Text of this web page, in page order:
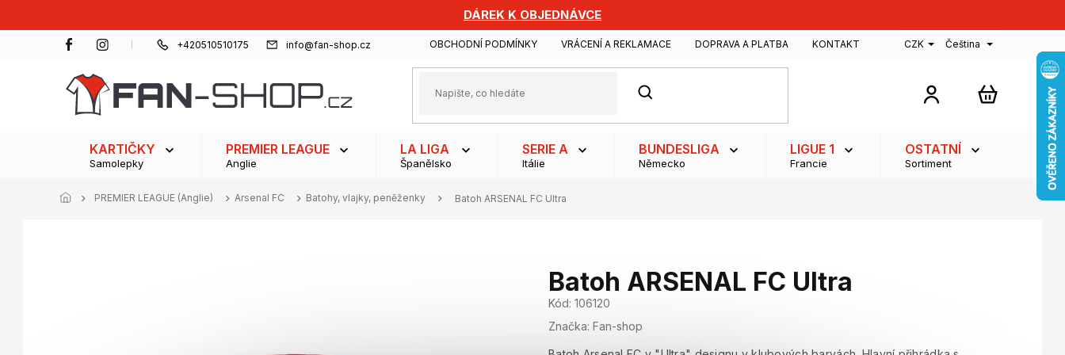
DÁREK K OBJEDNÁVCE
+420510510175 info@fan-shop.cz OBCHODNÍ PODMÍNKY VRÁCENÍ A REKLAMACE DOPRAVA A PLATBA KONTAKT CZK Čeština
HLEDAT
NÁKUPNÍ
KARTIČKY
Samolepky
PREMIER LEAGUE
Anglie
LA LIGA
Španělsko
SERIE A
Itálie
BUNDESLIGA
Německo
LIGUE 1
Francie
OSTATNÍ
Sortiment
PREMIER LEAGUE (Anglie) Arsenal FC Batohy, vlajky, peněženky Batoh ARSENAL FC Ultra
Batoh ARSENAL FC Ultra
Kód: 106120
Značka: Fan-shop